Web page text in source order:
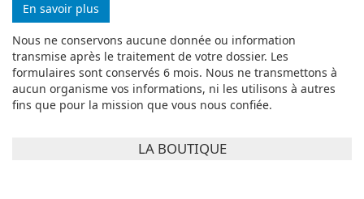
En savoir plus
Nous ne conservons aucune donnée ou information
transmise après le traitement de votre dossier. Les
formulaires sont conservés 6 mois. Nous ne transmettons à
aucun organisme vos informations, ni les utilisons à autres
fins que pour la mission que vous nous confiée.
LA BOUTIQUE